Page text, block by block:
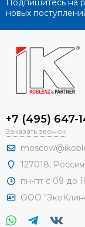
Подпишитесь на
новых
+7 (495) 647-
Заказать звонок
127018, Россия
пн-пт с 09 до
ООО